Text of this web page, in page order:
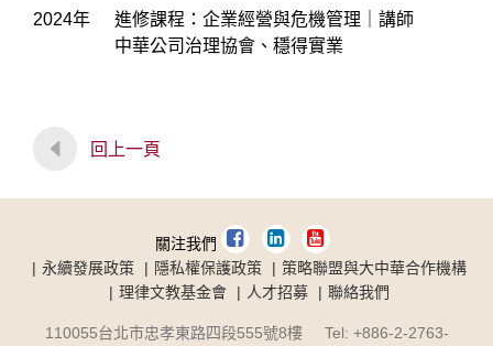
2024年
進修課程：企業經營與危機管理｜講師
中華公司治理協會、穩得實業
回上一頁
關注我們
永續發展政策
隱私權保護政策
策略聯盟與大中華合作機構
理律文教基金會
人才招募 聯絡我們
110055台北市忠孝東路四段555號8樓 Tel: +886-2-2763-